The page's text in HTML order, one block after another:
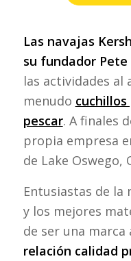
Las navajas
su fundador Pete
las actividades
menudo
pescar. A finales
propia empresa
de Lake Oswego,
Entusiastas de la
y los mejores
de ser una
relación calidad